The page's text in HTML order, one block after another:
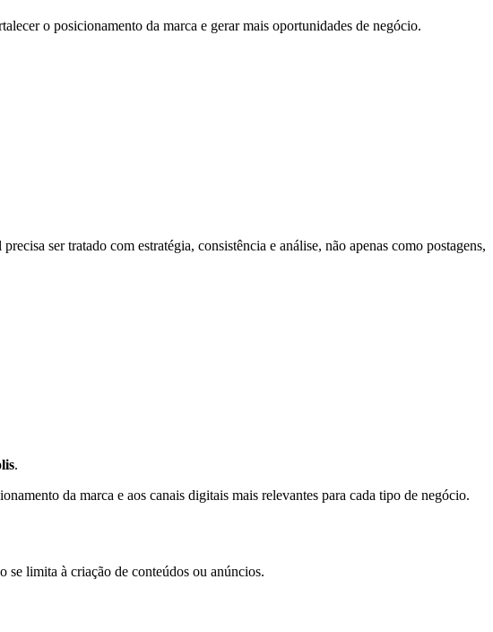
o posicionamento da marca e gerar mais oportunidades de negócio.
ser tratado com estratégia, consistência e análise, não apenas como postagens,
.
da marca e aos canais digitais mais relevantes para cada tipo de negócio.
se limita à criação de conteúdos ou anúncios.